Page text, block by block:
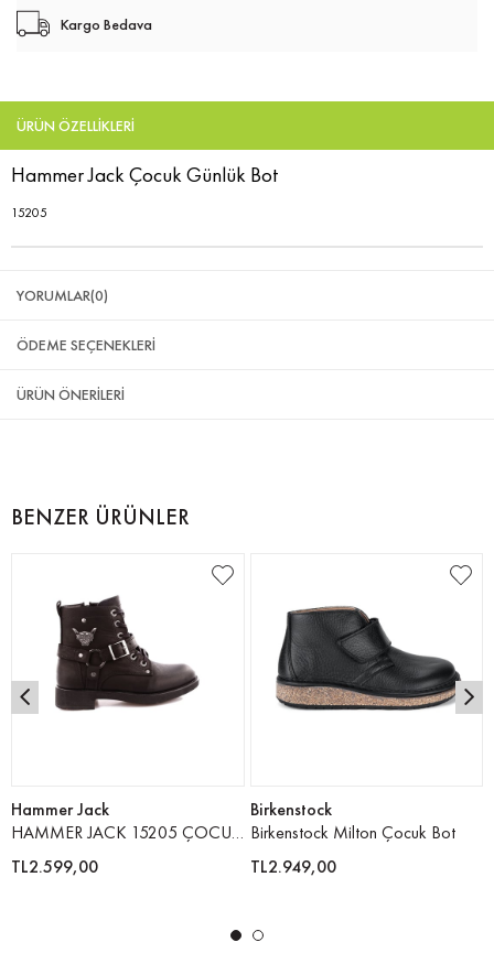
Kargo Bedava
ÜRÜN ÖZELLIKLERI
Hammer Jack Çocuk Günlük Bot
15205
YORUMLAR(0)
ÖDEME SEÇENEKLERI
ÜRÜN ÖNERILERI
BENZER ÜRÜNLER
Hammer Jack
HAMMER JACK 15205 ÇOCUK BOT - SİYAHCRAZY
TL2.599,00
Birkenstock
Birkenstock Milton Çocuk Bot
TL2.949,00